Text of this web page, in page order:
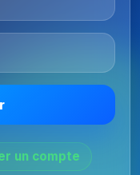
un compte